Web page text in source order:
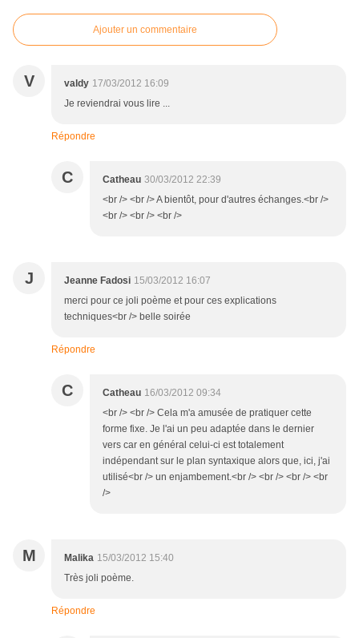
Ajouter un commentaire
V valdy 17/03/2012 16:09
Je reviendrai vous lire ...
Répondre
C Catheau 30/03/2012 22:39
<br /> <br /> A bientôt, pour d'autres échanges.<br />
<br /> <br /> <br />
J Jeanne Fadosi 15/03/2012 16:07
merci pour ce joli poème et pour ces explications
techniques<br /> belle soirée
Répondre
C Catheau 16/03/2012 09:34
<br /> <br /> Cela m'a amusée de pratiquer cette
forme fixe. Je l'ai un peu adaptée dans le dernier
vers car en général celui-ci est totalement
indépendant sur le plan syntaxique alors que, ici, j'ai
utilisé<br /> un enjambement.<br /> <br /> <br /> <br
/>
M Malika 15/03/2012 15:40
Très joli poème.
Répondre